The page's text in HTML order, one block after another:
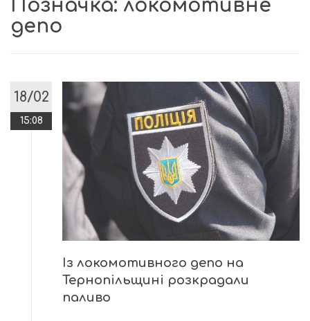
Позначка: локомотивне
депо
18/02
15:08
Із локомотивного депо на
Тернопільщині розкрадали
паливо